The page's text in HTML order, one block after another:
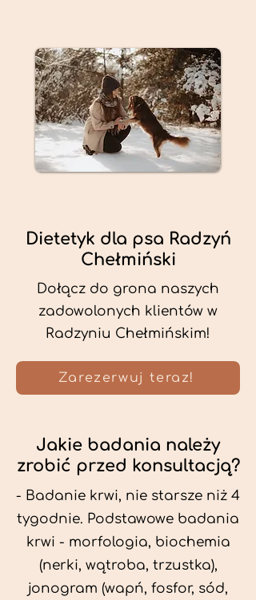
Dietetyk dla psa Radzyń
Chełmiński
Dołącz do grona naszych
zadowolonych klientów w
Radzyniu Chełmińskim!
Zarezerwuj teraz!
Jakie badania należy
zrobić przed konsultacją?
- Badanie krwi, nie starsze niż 4
tygodnie. Podstawowe badania
krwi - morfologia, biochemia
(nerki, wątroba, trzustka),
jonogram (wapń, fosfor, sód,